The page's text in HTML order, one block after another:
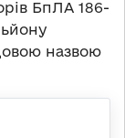
БпЛА 186-
назвою